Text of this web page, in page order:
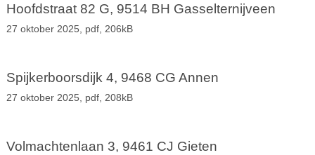
Hoofdstraat 82 G, 9514 BH Gasselternijveen
27 oktober 2025, pdf, 206kB
Spijkerboorsdijk 4, 9468 CG Annen
27 oktober 2025, pdf, 208kB
Volmachtenlaan 3, 9461 CJ Gieten